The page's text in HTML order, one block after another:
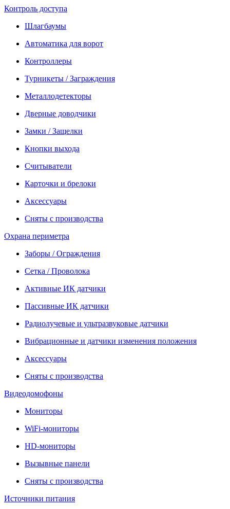
Контроль доступа
Шлагбаумы
Автоматика для ворот
Контроллеры
Турникеты / Заграждения
Металлодетекторы
Дверные доводчики
Замки / Защелки
Кнопки выхода
Считыватели
Карточки и брелоки
Аксессуары
Сняты с производства
Охрана периметра
Заборы / Ограждения
Сетка / Проволока
Активные ИК датчики
Пассивные ИК датчики
Радиолучевые и ультразвуковые датчики
Вибрационные и датчики изменения положения
Аксессуары
Сняты с производства
Видеодомофоны
Мониторы
WiFi-мониторы
HD-мониторы
Вызывные панели
Сняты с производства
Источники питания